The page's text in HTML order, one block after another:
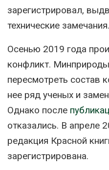
зарегистрировал,
технические замечания.
Осенью 2019 года
конфликт.
пересмотреть состав
нее ряд ученых и
Однако после
отказались. В апреле
редакция Красной
зарегистрирована.